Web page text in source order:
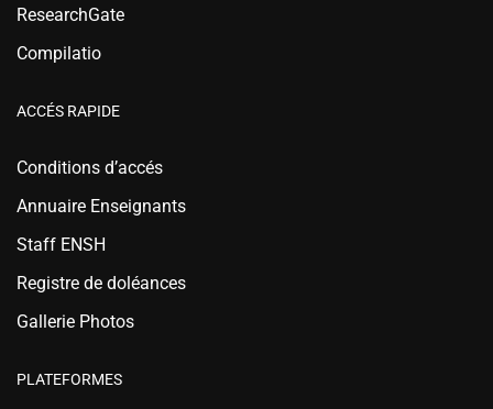
ResearchGate
Compilatio
ACCÉS RAPIDE
Conditions d’accés
Annuaire Enseignants
Staff ENSH
Registre de doléances
Gallerie Photos
PLATEFORMES